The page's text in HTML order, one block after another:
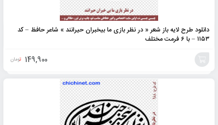
دانلود طرح لایه باز شعر « در نظر بازی ما بیخبران حیرانند » شاعر حافظ – کد
۱۱۵۳ – با ۶ فرمت مختلف
149,900 تومان